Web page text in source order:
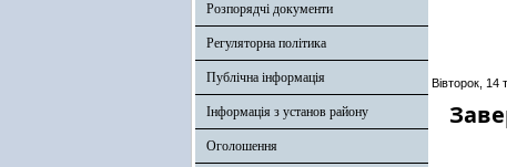
Розпорядчі документи
Регуляторна політика
Публічна інформація
Інформація з установ району
Оголошення
Вівторок, 14